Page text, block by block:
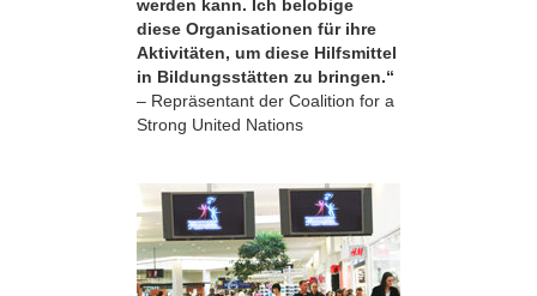
werden kann. Ich belobige
diese Organisationen für ihre
Aktivitäten, um diese Hilfsmittel
in Bildungsstätten zu bringen.“
– Repräsentant der Coalition for a
Strong United Nations